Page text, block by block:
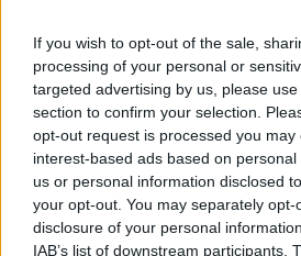
If you wish to opt-out of the sale,
processing of your personal or
targeted advertising by us, please
section to confirm your selection.
opt-out request is processed you may
interest-based ads based on
us or personal information disclosed
your opt-out. You may separately
disclosure of your personal
IAB’s list of downstream participants.
Essere trasparente e leale con i
Fare squadra, teamwork, con tutti
Non vivere di apparenza
Non avere un atteggiamento
cercandone i difetti piuttosto che i
Non pensare solo al guadagno
Avere capacità organizzative non
Parlare con gli allievi delle altre
portare acqua al proprio mulino
Cooperare con le altre